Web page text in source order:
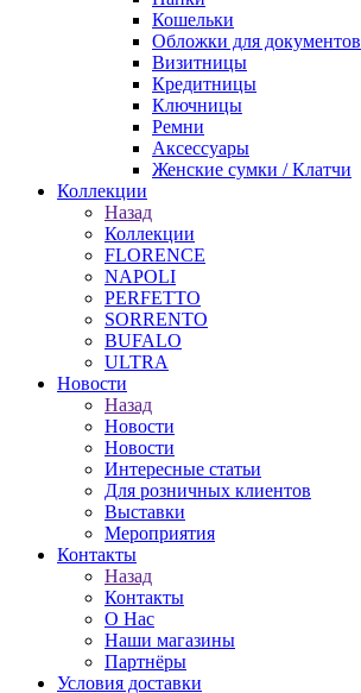
Кошельки
Обложки для документов
Визитницы
Кредитницы
Ключницы
Ремни
Аксессуары
Женские сумки / Клатчи
Коллекции
Назад
Коллекции
FLORENCE
NAPOLI
PERFETTO
SORRENTO
BUFALO
ULTRA
Новости
Назад
Новости
Новости
Интересные статьи
Для розничных клиентов
Выставки
Мероприятия
Контакты
Назад
Контакты
О Нас
Наши магазины
Партнёры
Условия доставки